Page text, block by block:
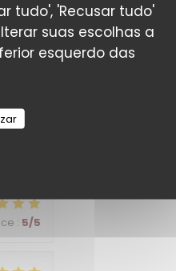
tudo', 'Recusar tudo'
suas escolhas a
esquerdo das
: 5/5